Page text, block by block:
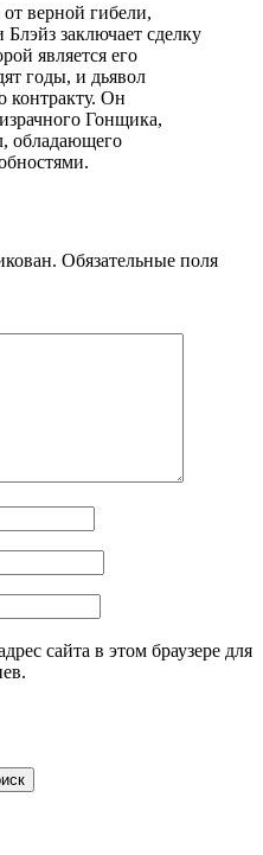
заключает сделку
является его
годы, и дьявол
контракту. Он
Гонщика,
обладающего
Обязательные поля
сайта в этом браузере для